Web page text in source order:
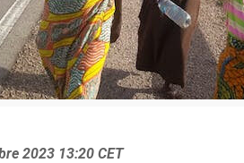
2023 13:20 CET